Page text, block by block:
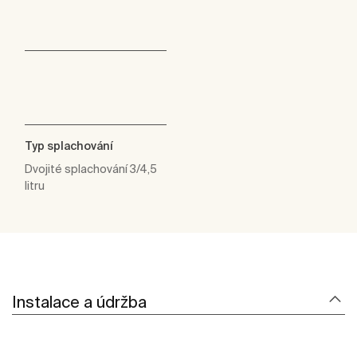
Typ splachování
Dvojité splachování 3/4,5
litru
Instalace a údržba